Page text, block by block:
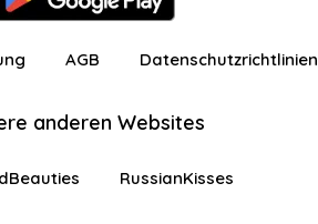
AGB Datenschutzrichtlinien
anderen Websites
RussianKisses